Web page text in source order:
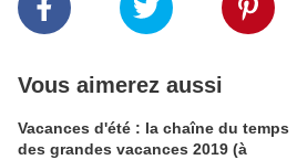
Vous aimerez aussi
Vacances d'été : la chaîne du temps
des grandes vacances 2019 (à